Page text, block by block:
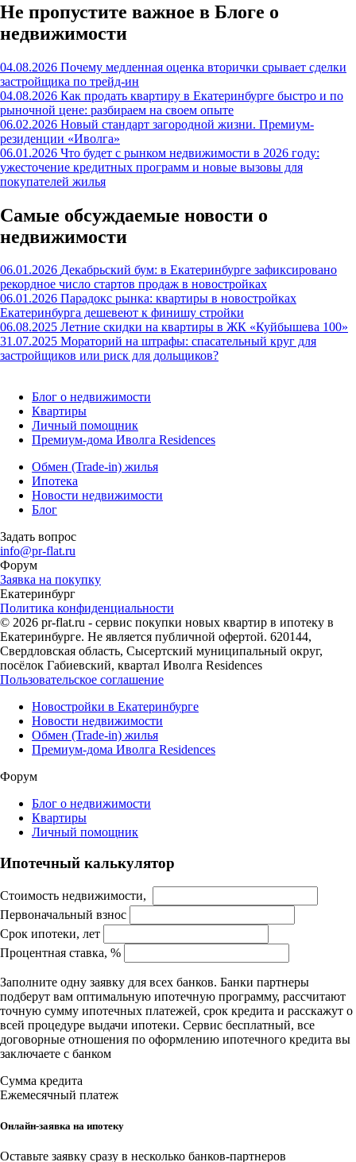
Не пропустите важное в Блоге о
недвижимости
04.08.2026 Почему медленная оценка вторички срывает сделки
застройщика по трейд-ин
04.08.2026 Как продать квартиру в Екатеринбурге быстро и по
рыночной цене: разбираем на своем опыте
06.02.2026 Новый стандарт загородной жизни. Премиум-
резиденции «Иволга»
06.01.2026 Что будет с рынком недвижимости в 2026 году:
ужесточение кредитных программ и новые вызовы для
покупателей жилья
Самые обсуждаемые новости о
недвижимости
06.01.2026 Декабрьский бум: в Екатеринбурге зафиксировано
рекордное число стартов продаж в новостройках
06.01.2026 Парадокс рынка: квартиры в новостройках
Екатеринбурга дешевеют к финишу стройки
06.08.2025 Летние скидки на квартиры в ЖК «Куйбышева 100»
31.07.2025 Мораторий на штрафы: спасательный круг для
застройщиков или риск для дольщиков?
Блог о недвижимости
Квартиры
Личный помощник
Премиум-дома Иволга Residences
Обмен (Trade-in) жилья
Ипотека
Новости недвижимости
Блог
Задать вопрос
info@pr-flat.ru
Форум
Заявка на покупку
Екатеринбург
Политика конфиденциальности
© 2026 pr-flat.ru - сервис покупки новых квартир в ипотеку в
Екатеринбурге. Не является публичной офертой. 620144,
Свердловская область, Сысертский муниципальный округ,
посёлок Габиевский, квартал Иволга Residences
Пользовательское соглашение
Новостройки в Екатеринбурге
Новости недвижимости
Обмен (Trade-in) жилья
Премиум-дома Иволга Residences
Форум
Блог о недвижимости
Квартиры
Личный помощник
Ипотечный калькулятор
Стоимость недвижимости,
Первоначальный взнос
Срок ипотеки, лет
Процентная ставка, %
Заполните одну заявку для всех банков. Банки партнеры
подберут вам оптимальную ипотечную программу, рассчитают
точную сумму ипотечных платежей, срок кредита и расскажут о
всей процедуре выдачи ипотеки. Сервис бесплатный, все
договорные отношения по оформлению ипотечного кредита вы
заключаете с банком
Сумма кредита
Ежемесячный платеж
Онлайн-заявка на ипотеку
Оставьте заявку сразу в несколько банков-партнеров